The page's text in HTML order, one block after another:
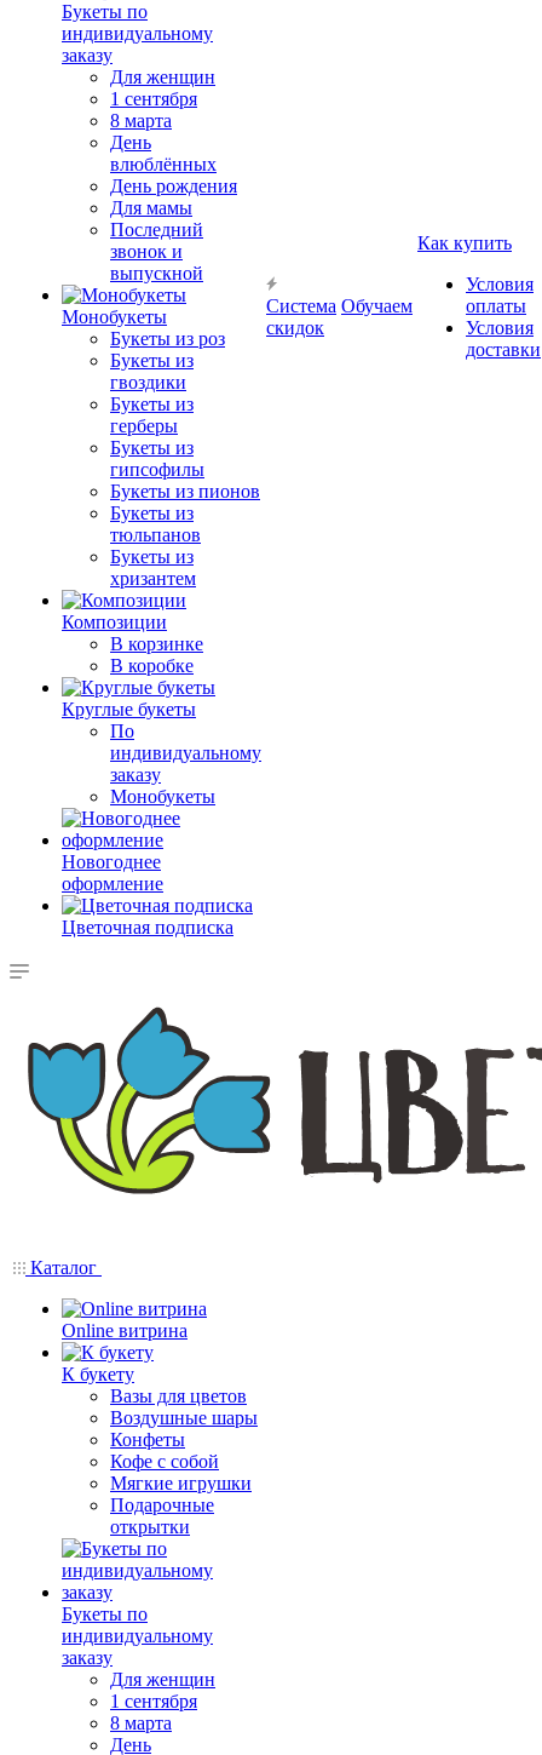
Букеты по
индивидуальному
заказу
Для женщин
1 сентября
8 марта
День
влюблённых
День рождения
Для мамы
Последний
звонок и
выпускной
Монобукеты
Букеты из роз
Букеты из
гвоздики
Букеты из
герберы
Букеты из
гипсофилы
Букеты из пионов
Букеты из
тюльпанов
Букеты из
хризантем
Композиции
В корзинке
В коробке
Круглые букеты
По
индивидуальному
заказу
Монобукеты
Новогоднее
оформление
Цветочная подписка
Система
скидок
Обучаем
Как купить
Условия
оплаты
Условия
доставки
Каталог
Online витрина
К букету
Вазы для цветов
Воздушные шары
Конфеты
Кофе с собой
Мягкие игрушки
Подарочные
открытки
Букеты по
индивидуальному
заказу
Для женщин
1 сентября
8 марта
День